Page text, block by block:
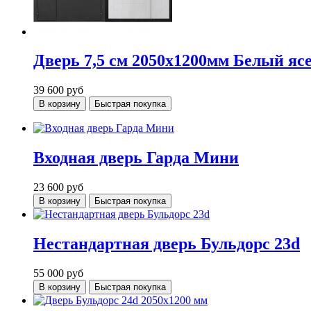
Дверь 7,5 см 2050х1200мм Белый
39 600 руб
В корзину Быстрая покупка
Входная дверь Гарда Мини
23 600 руб
В корзину Быстрая покупка
Нестандартная дверь Бульдорс 23d
55 000 руб
В корзину Быстрая покупка